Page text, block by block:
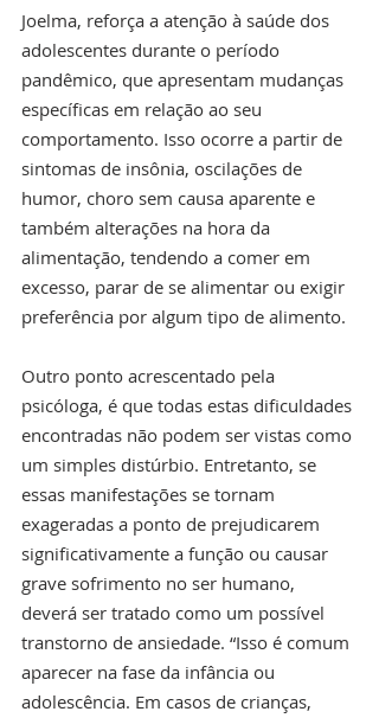
Joelma, reforça a atenção à saúde dos
adolescentes durante o período
pandêmico, que apresentam mudanças
específicas em relação ao seu
comportamento. Isso ocorre a partir de
sintomas de insônia, oscilações de
humor, choro sem causa aparente e
também alterações na hora da
alimentação, tendendo a comer em
excesso, parar de se alimentar ou exigir
preferência por algum tipo de alimento.
Outro ponto acrescentado pela
psicóloga, é que todas estas dificuldades
encontradas não podem ser vistas como
um simples distúrbio. Entretanto, se
essas manifestações se tornam
exageradas a ponto de prejudicarem
significativamente a função ou causar
grave sofrimento no ser humano,
deverá ser tratado como um possível
transtorno de ansiedade. “Isso é comum
aparecer na fase da infância ou
adolescência. Em casos de crianças,